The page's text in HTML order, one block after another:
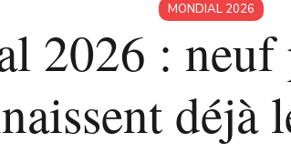
MONDIAL 2026
2026 : neuf
déjà